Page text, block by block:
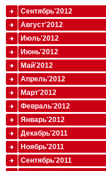
Сентябрь'2012
Август'2012
Июль'2012
Июнь'2012
Май'2012
Апрель'2012
Март'2012
Февраль'2012
Январь'2012
Декабрь'2011
Ноябрь'2011
Сентябрь'2011